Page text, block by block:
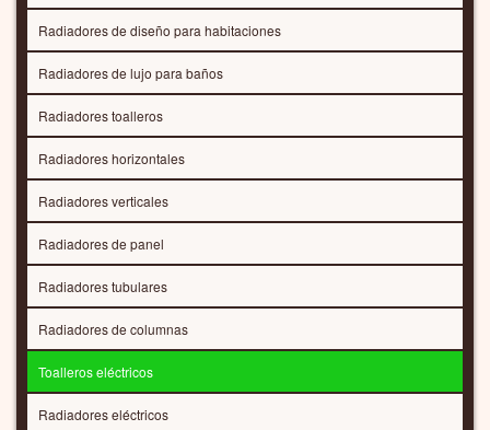
Radiadores de diseño para habitaciones
Radiadores de lujo para baños
Radiadores toalleros
Radiadores horizontales
Radiadores verticales
Radiadores de panel
Radiadores tubulares
Radiadores de columnas
Toalleros eléctricos
Radiadores eléctricos